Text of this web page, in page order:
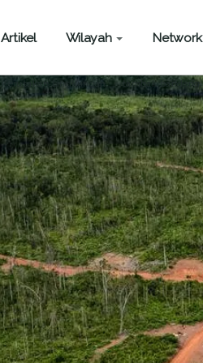
Artikel Wilayah Network
Kerusakan Lingkungan tambak bandeng